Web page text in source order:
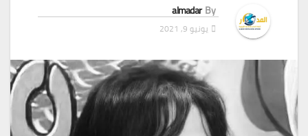
By
almadar
يونيو 9, 2021